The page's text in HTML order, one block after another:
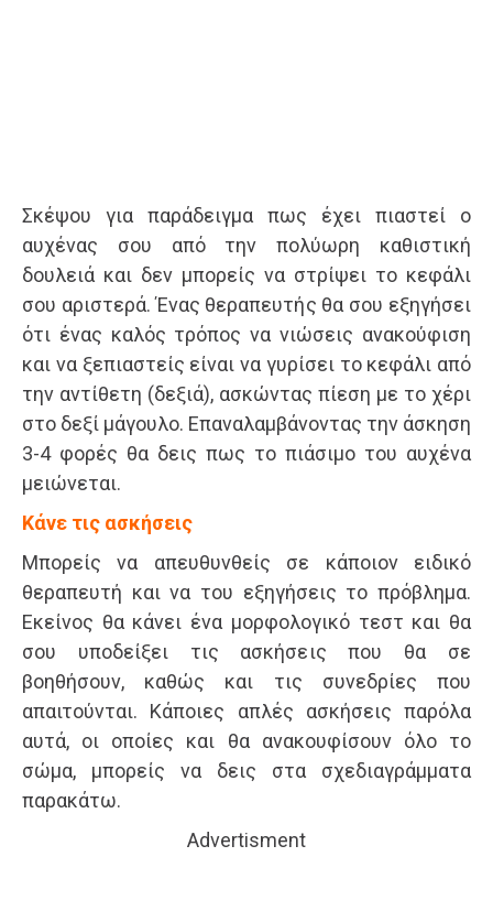
Σκέψου για παράδειγμα πως έχει πιαστεί ο
αυχένας σου από την πολύωρη καθιστική
δουλειά και δεν μπορείς να στρίψει το κεφάλι
σου αριστερά. Ένας θεραπευτής θα σου εξηγήσει
ότι ένας καλός τρόπος να νιώσεις ανακούφιση
και να ξεπιαστείς είναι να γυρίσει το κεφάλι από
την αντίθετη (δεξιά), ασκώντας πίεση με το χέρι
στο δεξί μάγουλο. Επαναλαμβάνοντας την άσκηση
3-4 φορές θα δεις πως το πιάσιμο του αυχένα
μειώνεται.
Κάνε τις ασκήσεις
Μπορείς να απευθυνθείς σε κάποιον ειδικό
θεραπευτή και να του εξηγήσεις το πρόβλημα.
Εκείνος θα κάνει ένα μορφολογικό τεστ και θα
σου υποδείξει τις ασκήσεις που θα σε
βοηθήσουν, καθώς και τις συνεδρίες που
απαιτούνται. Κάποιες απλές ασκήσεις παρόλα
αυτά, οι οποίες και θα ανακουφίσουν όλο το
σώμα, μπορείς να δεις στα σχεδιαγράμματα
παρακάτω.
Advertisment